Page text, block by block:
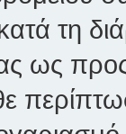
τη
ως προς